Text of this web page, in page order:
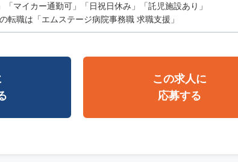
「マイカー通勤可」「日祝日休み」「託児施設あり」
転職は「エムステージ病院事務職 求職支援」
この求人に
応募する